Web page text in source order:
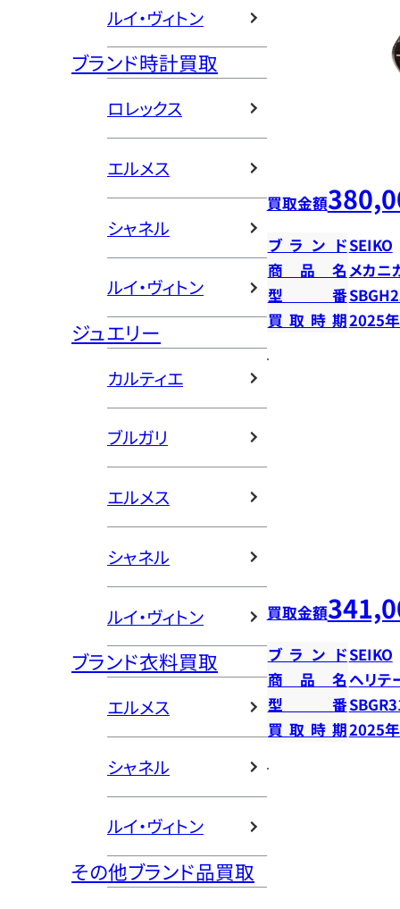
ルイ・ヴィトン
ブランド時計買取
ロレックス
エルメス
シャネル
ルイ・ヴィトン
ジュエリー
カルティエ
ブルガリ
エルメス
シャネル
ルイ・ヴィトン
ブランド衣料買取
エルメス
シャネル
ルイ・ヴィトン
その他ブランド品買取
買取金額
ブランドSEIKO
商品名 メカニ
型番
買取時期2025
買取金額
ブランドSEIKO
商品名 ヘリテ
型番
買取時期2025